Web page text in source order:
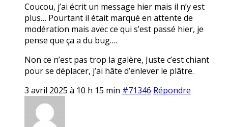
Coucou, j’ai écrit un message hier mais il n’y est
plus… Pourtant il était marqué en attente de
modération mais avec ce qui s’est passé hier, je
pense que ça a du bug….
Non ce n’est pas trop la galère, Juste c’est chiant
pour se déplacer, j’ai hâte d’enlever le plâtre.
3 avril 2025 à 10 h 15 min #71346 Répondre